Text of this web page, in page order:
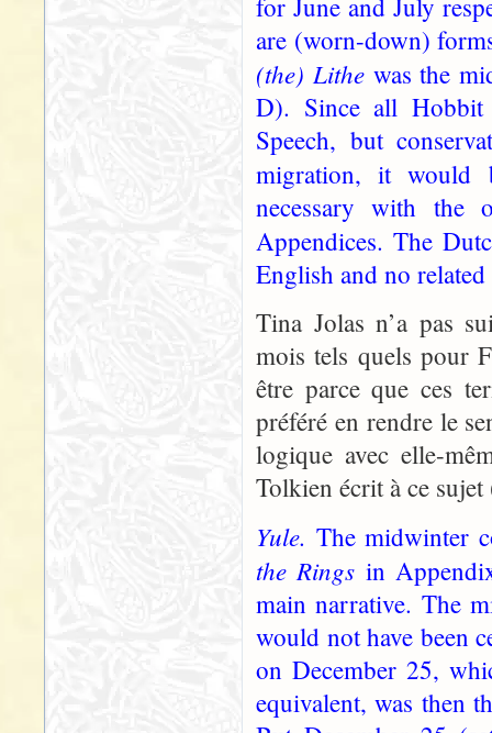
for June and July
are (worn-down)
(the) Lithe was the
D). Since all Hobbit
Speech, but
migration, it
necessary with the
Appendices. The
English and no
Tina Jolas n’a pas
mois tels quels pour
être parce que ces
préféré en rendre le
logique avec elle-
Tolkien écrit à ce
Yule. The midwinter
the Rings in
main narrative. The
would not have been
on December 25,
equivalent, was then